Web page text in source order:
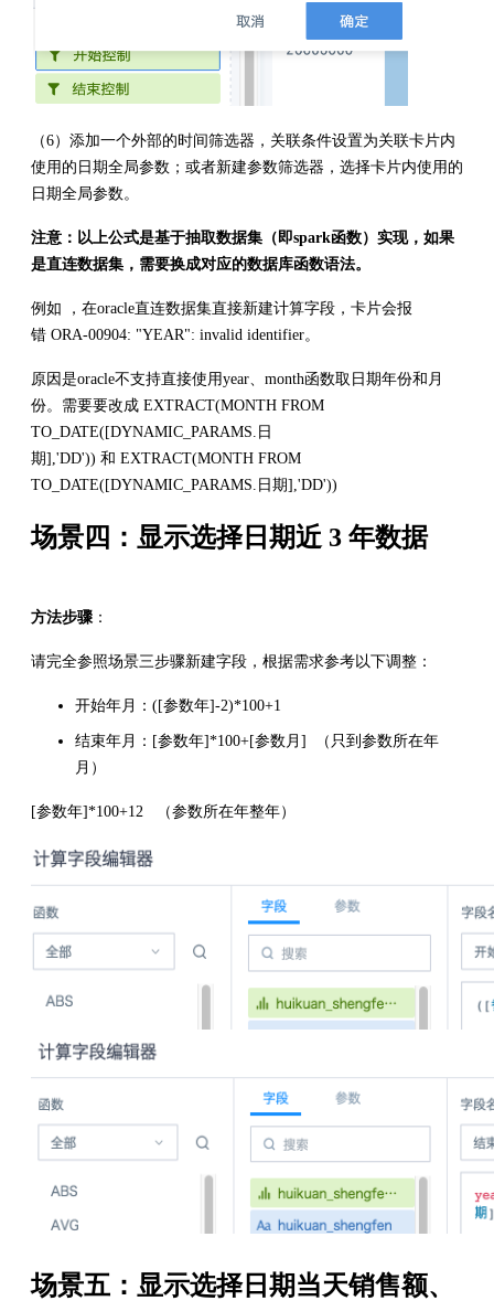
（6）添加一个外部的时间筛选器，关联条件设置为关联卡片内
使用的日期全局参数；或者新建参数筛选器，选择卡片内使用的
日期全局参数。
注意：以上公式是基于抽取数据集（即spark函数）实现，如果
是直连数据集，需要换成对应的数据库函数语法。
例如 ，在oracle直连数据集直接新建计算字段，卡片会报
错 ORA-00904: "YEAR": invalid identifier。
原因是oracle不支持直接使用year、month函数取日期年份和月
份。需要要改成 EXTRACT(MONTH FROM
TO_DATE([DYNAMIC_PARAMS.日
期],'DD')) 和 EXTRACT(MONTH FROM
TO_DATE([DYNAMIC_PARAMS.日期],'DD'))
场景四：显示选择日期近 3 年数据
方法步骤 ：
请完全参照场景三步骤新建字段，根据需求参考以下调整：
开始年月：([参数年]-2)*100+1
结束年月：[参数年]*100+[参数月] （只到参数所在年
月）
[参数年]*100+12 （参数所在年整年）
场景五：显示选择日期当天销售额、